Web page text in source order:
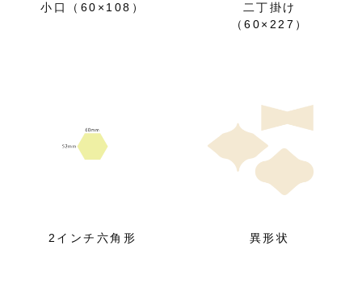
小口（60×108）
二丁掛け
（60×227）
2インチ六角形 異形状